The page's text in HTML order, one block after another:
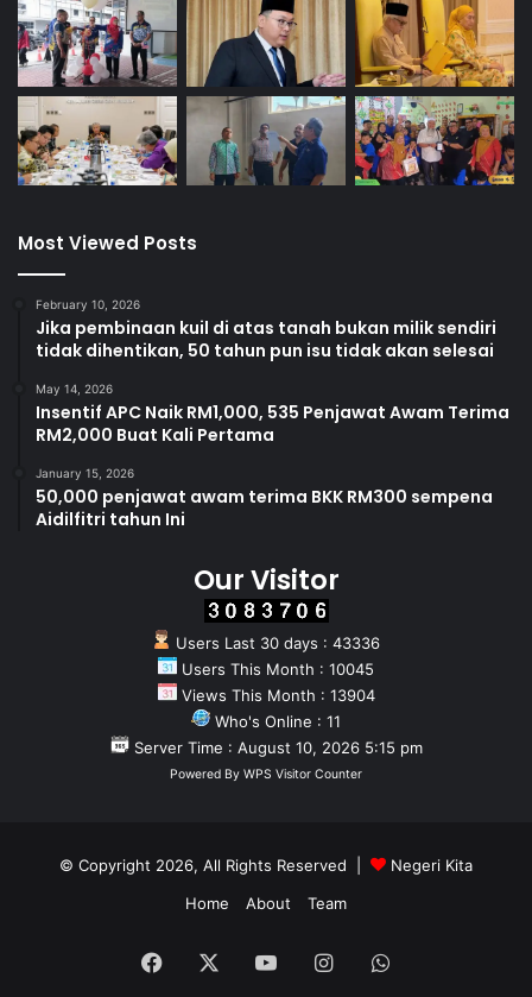
Most Viewed Posts
February 10, 2026
Jika pembinaan kuil di atas tanah bukan milik sendiri
tidak dihentikan, 50 tahun pun isu tidak akan selesai
May 14, 2026
Insentif APC Naik RM1,000, 535 Penjawat Awam Terima
RM2,000 Buat Kali Pertama
January 15, 2026
50,000 penjawat awam terima BKK RM300 sempena
Aidilfitri tahun Ini
Our Visitor
Users Last 30 days : 43336
Users This Month : 10045
Views This Month : 13904
Who's Online : 11
Server Time : August 10, 2026 5:15 pm
Powered By WPS Visitor Counter
© Copyright 2026, All Rights Reserved |
Negeri Kita
Home
About Team
Facebook YouTubeInstagramWhatsApp